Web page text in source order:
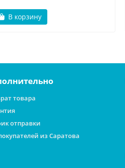
В корзину
товара
отправки
из Саратова